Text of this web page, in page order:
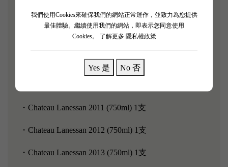
我們使用Cookies來確保我們的網站正常運作，並致力為您提供
最佳體驗。繼續使用我們的網站，即表示您同意使用
Cookies。
了解更多 隱私權政策
Yes 是 No 否
酒參加了1855年的分級的話，應該可被列為五級
莊」。之後在1878年時，Andre Delbos正式成立了
二級酒莊Chateau Gruaud Larose互相輝映。
・Chateau Lanessan 2011 (750ml) 1支
・Chateau Lanessan 2012 (750ml) 1支
・Chateau Lanessan 2013 (750ml) 1支